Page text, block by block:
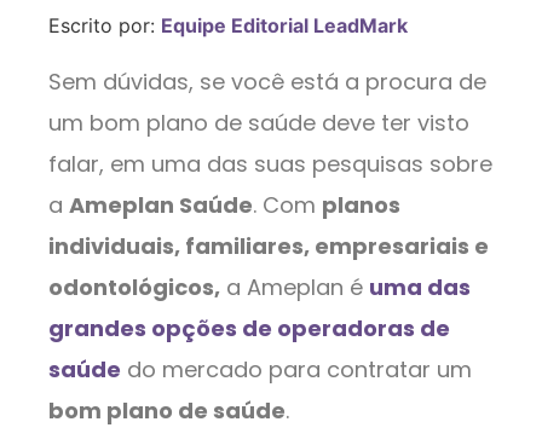
Escrito por: Equipe Editorial LeadMark
Sem dúvidas, se você está a procura de
um bom plano de saúde deve ter visto
falar, em uma das suas pesquisas sobre
a Ameplan Saúde. Com planos
individuais, familiares, empresariais e
odontológicos, a Ameplan é uma das
grandes opções de operadoras de
saúde do mercado para contratar um
bom plano de saúde.